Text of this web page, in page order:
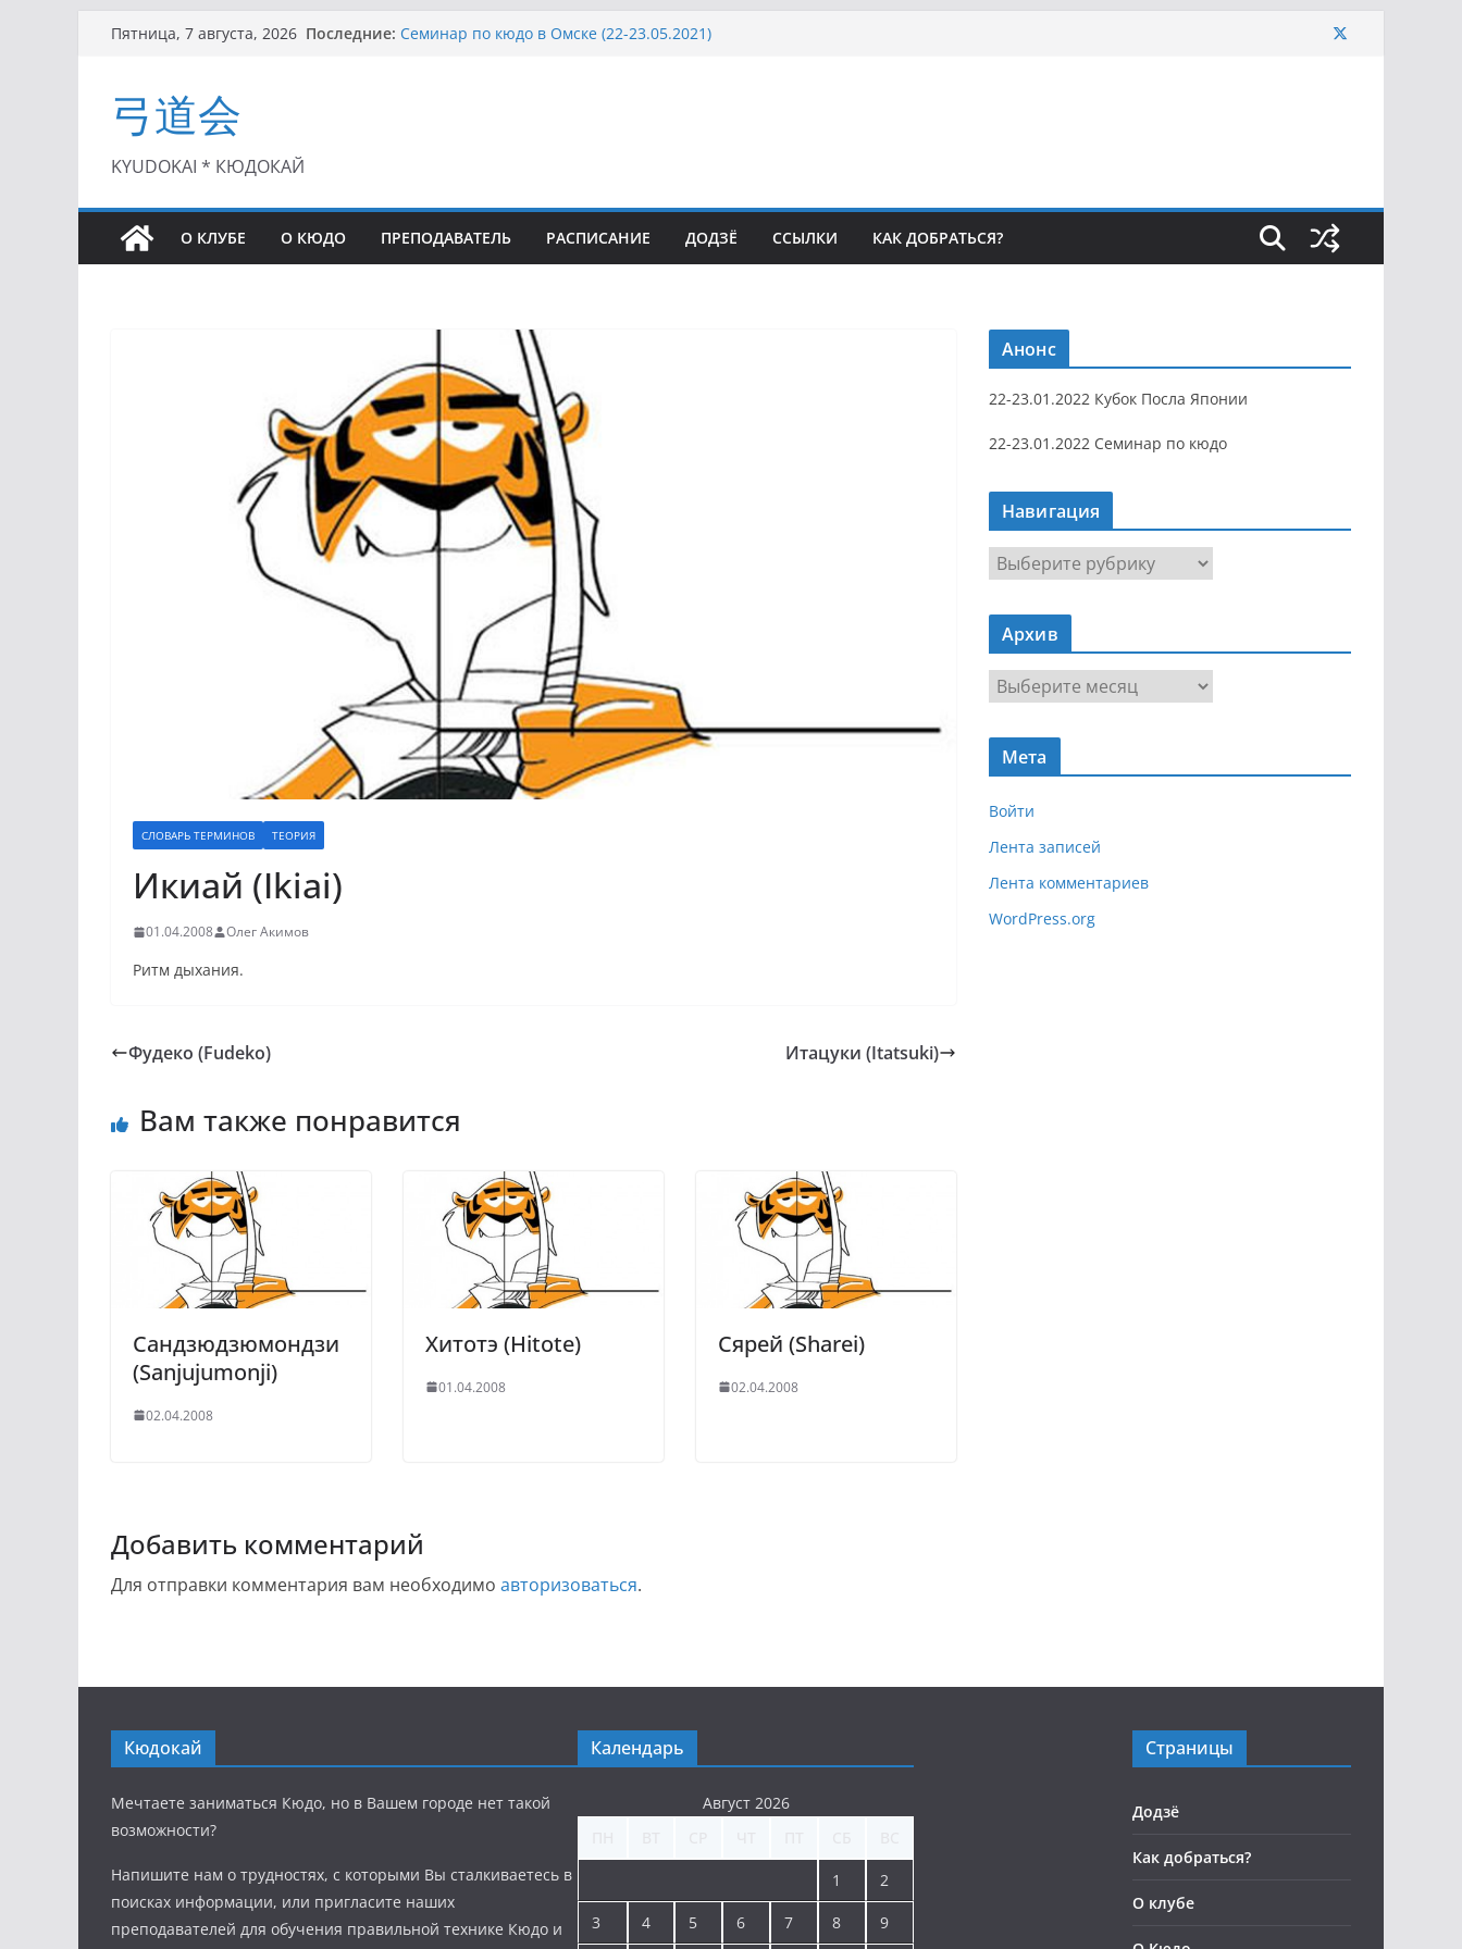
Перейти
Пятница, 7 августа, 2026 Последние: Семинар по кюдо в Омске (22-23.05.2021)
弓道会
KYUDOKAI * КЮДОКАЙ
О КЛУБЕ О КЮДО ПРЕПОДАВАТЕЛЬ РАСПИСАНИЕ ДОДЗЁ ССЫЛКИ КАК ДОБРАТЬСЯ?
СЛОВАРЬ ТЕРМИНОВ ТЕОРИЯ
Икиай (Ikiai)
01.04.2008 Олег Акимов
Ритм дыхания.
Фудеко (Fudeko) Итацуки (Itatsuki)
Вам также понравится
Сандзюдзюмондзи
(Sanjujumonji)
02.04.2008
Хитотэ (Hitote)
01.04.2008
Сярей (Sharei)
02.04.2008
Добавить комментарий
Для отправки комментария вам необходимо авторизоваться.
Анонс
22-23.01.2022 Кубок Посла Японии
22-23.01.2022 Семинар по кюдо
Навигация
Н
а
в
г
я
Архив
р
х
Мета
Войти
Лента записей
Лента комментариев
WordPress.org
Кюдокай
Мечтаете заниматься Кюдо, но в Вашем городе нет такой
возможности?
Напишите нам о трудностях, с которыми Вы сталкиваетесь в
поисках информации, или пригласите наших
преподавателей для обучения правильной технике Кюдо и
Календарь
Август 2026
1 2
3 4 5 6 7 8 9
Страницы
Додзё
Как добраться?
О клубе